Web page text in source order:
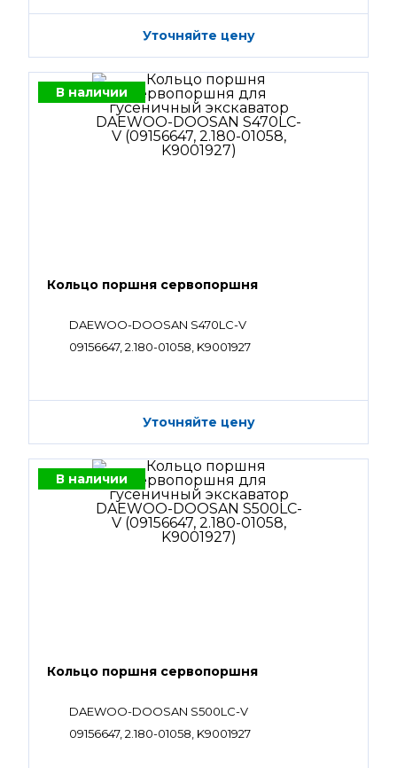
Уточняйте цену
В наличии
Кольцо поршня сервопоршня
DAEWOO-DOOSAN S470LC-V
09156647, 2.180-01058, K9001927
Уточняйте цену
В наличии
Кольцо поршня сервопоршня
DAEWOO-DOOSAN S500LC-V
09156647, 2.180-01058, K9001927